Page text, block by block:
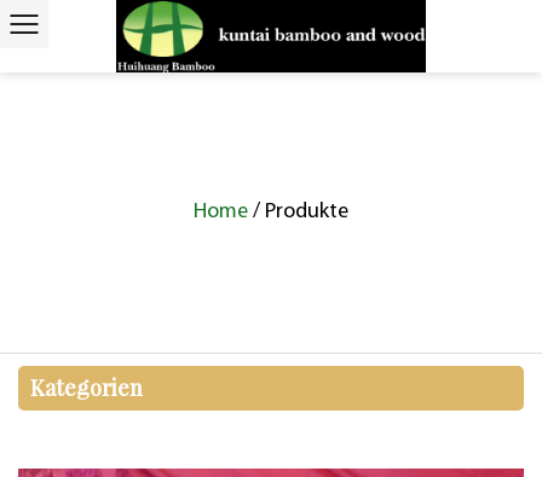
Home / Produkte
Kategorien